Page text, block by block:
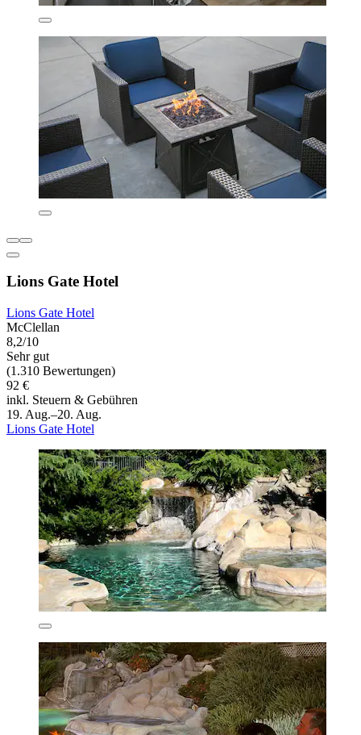
Lions Gate Hotel
Lions Gate Hotel
McClellan
8,2/10
Sehr gut
(1.310 Bewertungen)
92 €
inkl. Steuern & Gebühren
19. Aug.–20. Aug.
Lions Gate Hotel